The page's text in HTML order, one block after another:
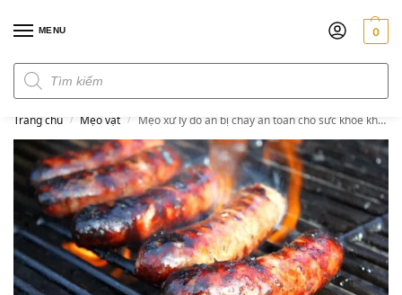
MENU 0
Trang chủ / Mẹo vặt / Mẹo xử lý đồ ăn bị cháy an toàn cho sức khỏe không cần bỏ đi miếng nào